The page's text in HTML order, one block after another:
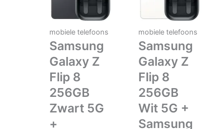
mobiele telefoons
Samsung
Galaxy Z
Flip 8
256GB
Zwart 5G
+
mobiele telefoons
Samsung
Galaxy Z
Flip 8
256GB
Wit 5G +
Samsung